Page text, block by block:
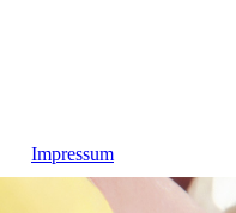
Impressum